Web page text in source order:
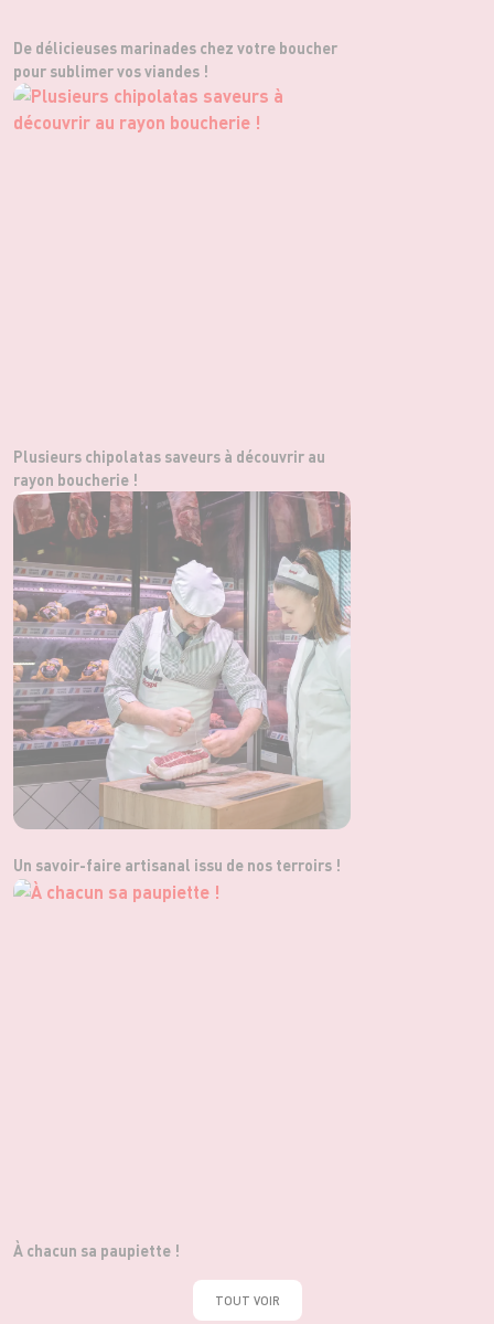
De délicieuses marinades chez votre boucher
pour sublimer vos viandes !
Plusieurs chipolatas saveurs à découvrir au
rayon boucherie !
Un savoir-faire artisanal issu de nos terroirs !
À chacun sa paupiette !
TOUT VOIR